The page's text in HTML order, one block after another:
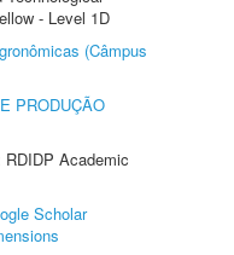
- Level 1D
(Câmpus
PRODUÇÃO
Academic
Scholar